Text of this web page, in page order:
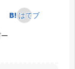
はてブ